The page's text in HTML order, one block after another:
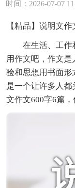
时间：2026-07-07
【精品】说明文
在生活、工作
用作文吧，作文
验和思想用书面
是一个让许多人
文作文600字6篇